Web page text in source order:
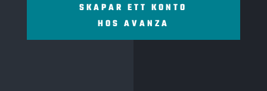
SKAPAR ETT KONTO
HOS AVANZA